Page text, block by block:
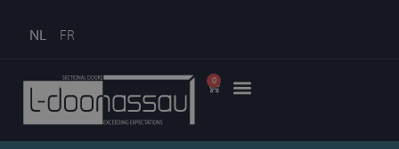
NL FR
0